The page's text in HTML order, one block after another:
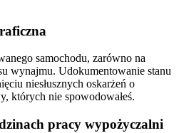
samochodu, zarówno na
wynajmu. Udokumentowanie stanu
niesłusznych oskarżeń o
których nie spowodowałeś.
pracy wypożyczalni